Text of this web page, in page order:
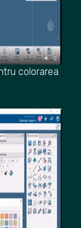
colorarea